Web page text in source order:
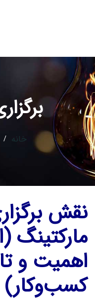
خانه
نقش
مارکتینگ
اهمیت و
کسب‌وکار)